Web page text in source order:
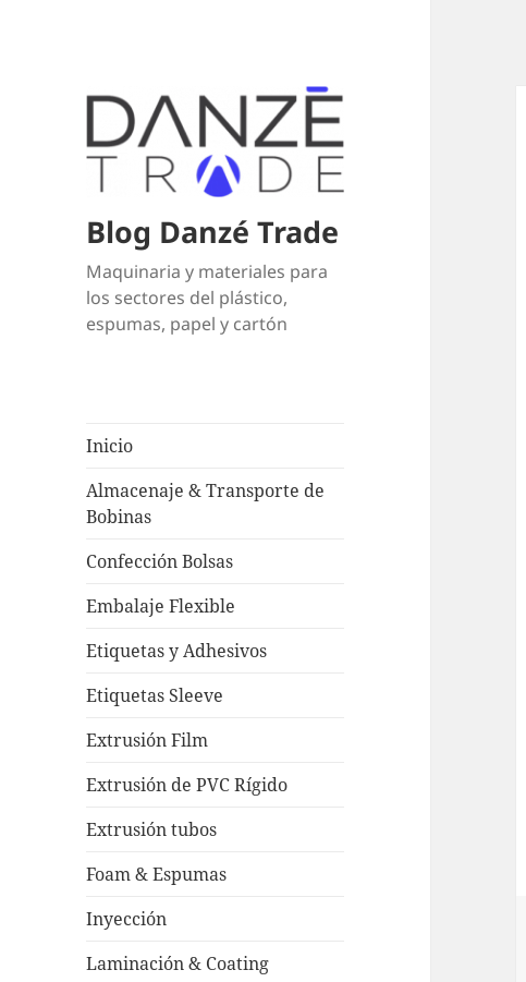
Blog Danzé Trade
Maquinaria y materiales para
los sectores del plástico,
espumas, papel y cartón
Inicio
Almacenaje & Transporte de
Bobinas
Confección Bolsas
Embalaje Flexible
Etiquetas y Adhesivos
Etiquetas Sleeve
Extrusión Film
Extrusión de PVC Rígido
Extrusión tubos
Foam & Espumas
Inyección
Laminación & Coating